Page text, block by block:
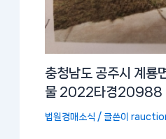
충청남도 공주시 계룡
물 2022타경20988
법원경매소식 / 글쓴이